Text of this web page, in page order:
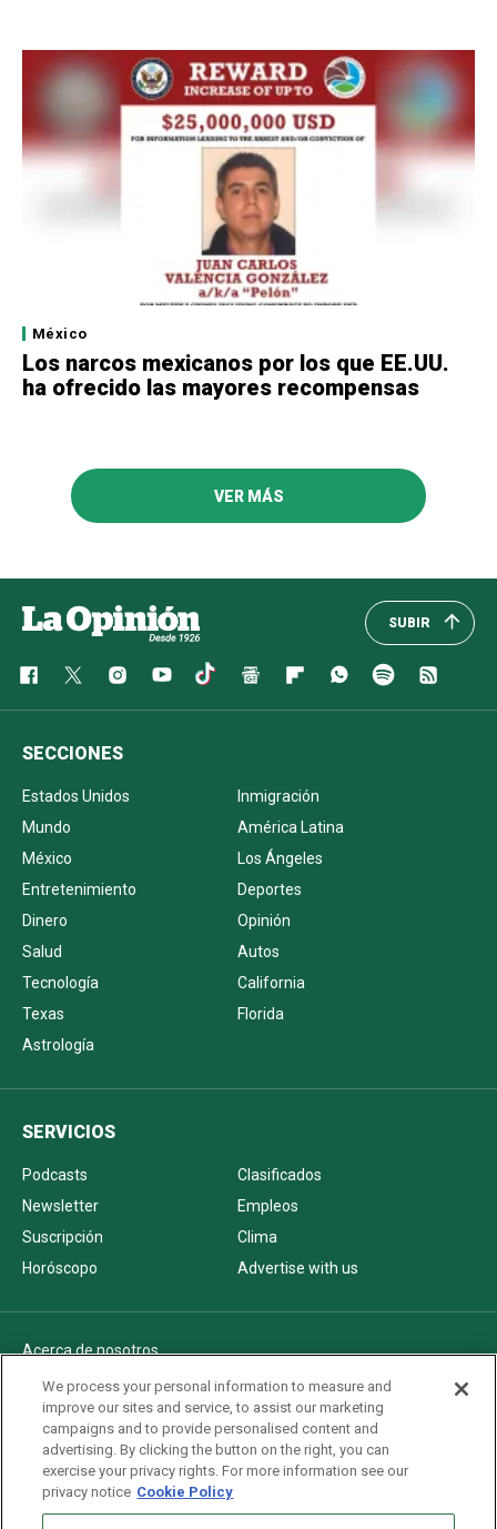
México
Los narcos mexicanos por los que EE.UU.
ha ofrecido las mayores recompensas
VER MÁS
SUBIR
SECCIONES
Estados Unidos
Inmigración
Mundo
América Latina
México
Los Ángeles
Entretenimiento
Deportes
Dinero
Opinión
Salud
Autos
Tecnología
California
Texas
Florida
Astrología
SERVICIOS
Podcasts
Clasificados
Newsletter
Empleos
Suscripción
Clima
Horóscopo
Advertise with us
Acerca de nosotros
Politica de privacidad
Pautas Editoriales
AdChoices
Advertise with us
Newsletters
We process your personal information to measure and
improve our sites and service, to assist our marketing
campaigns and to provide personalised content and
advertising. By clicking the button on the right, you can
exercise your privacy rights. For more information see our
privacy notice Cookie Policy